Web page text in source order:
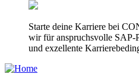
Starte deine Karriere bei
wir für anspruchsvolle SAP-
und exzellente